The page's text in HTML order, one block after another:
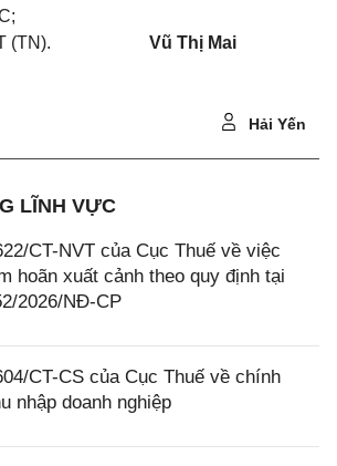
(TN).
Vũ Thị Mai
Hải Yến
LĨNH VỰC
CT-NVT của Cục Thuế về việc
hoãn xuất cảnh theo quy định tại
2026/NĐ-CP
CT-CS của Cục Thuế về chính
nhập doanh nghiệp